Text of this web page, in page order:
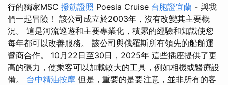
行的獨家MSC 撥筋證照 Poesia Cruise 台胞證宜蘭 - 與我
們一起冒險！ 該公司成立於2003年，沒有改變其主要概
況。 這是河流巡遊和主要專業化，積累的經驗和知識使您
每年都可以改善服務。 該公司與俄羅斯所有領先的船舶運
營商合作。 10月22日至30日，2025年 這些插座提供了更
高的張力，使乘客可以加載較大的工具，例如相機或醫療設
備。 台中精油按摩 但是，重要的是要注意，並非所有的客